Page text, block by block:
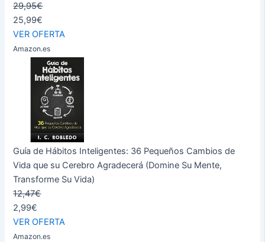
29,95€
25,99€
VER OFERTA
Amazon.es
Guía de Hábitos Inteligentes: 36 Pequeños Cambios de
Vida que su Cerebro Agradecerá (Domine Su Mente,
Transforme Su Vida)
12,47€
2,99€
VER OFERTA
Amazon.es